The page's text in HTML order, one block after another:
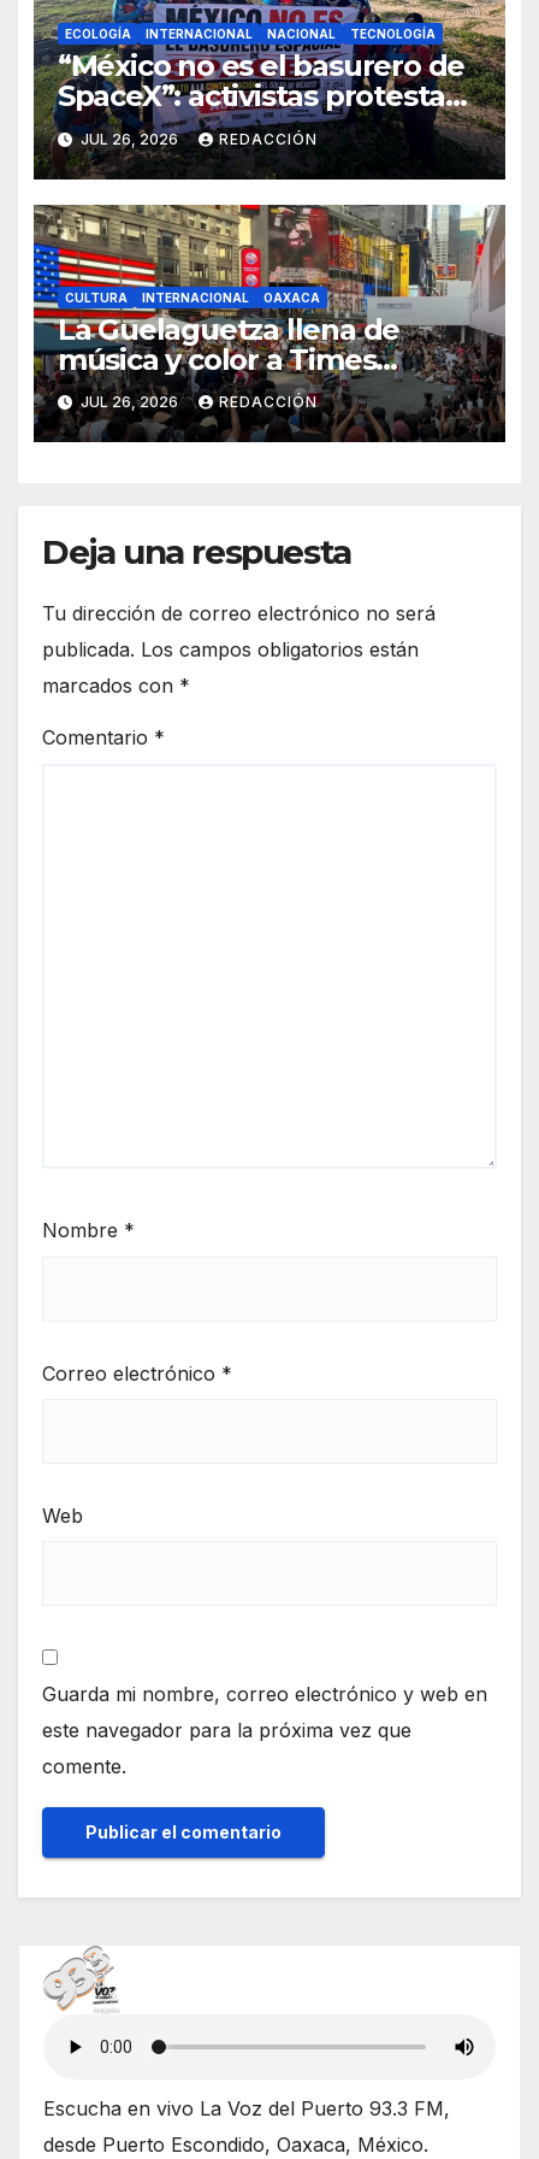
ECOLOGÍA INTERNACIONAL NACIONAL TECNOLOGÍA
“México no es el basurero de
SpaceX”: activistas protestan
por desechos espaciales en
playas nacionales; Bárcena
responde
JUL 26, 2026 REDACCIÓN
CULTURA INTERNACIONAL OAXACA
La Guelaguetza llena de
música y color a Times
Square en un histórico
encuentro cultural
JUL 26, 2026 REDACCIÓN
Deja una respuesta
Tu dirección de correo electrónico no será
publicada. Los campos obligatorios están
marcados con *
Comentario *
Nombre *
Correo electrónico *
Web
Guarda mi nombre, correo electrónico y web en
este navegador para la próxima vez que
comente.
Escucha en vivo La Voz del Puerto 93.3 FM,
desde Puerto Escondido, Oaxaca, México.